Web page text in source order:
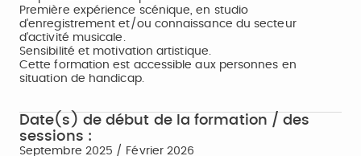
Première expérience scénique, en studio
d'enregistrement et/ou connaissance du secteur
d'activité musicale.
Sensibilité et motivation artistique.
Cette formation est accessible aux personnes en
situation de handicap.
Date(s) de début de la formation / des
sessions :
Septembre 2025 / Février 2026